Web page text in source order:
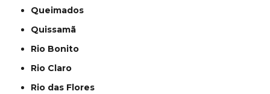
Queimados
Quissamã
Rio Bonito
Rio Claro
Rio das Flores